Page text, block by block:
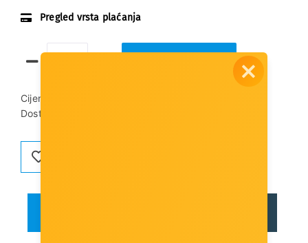
Pregled vrsta plaćanja
Cijena dostave:
Dostupnost artikla: